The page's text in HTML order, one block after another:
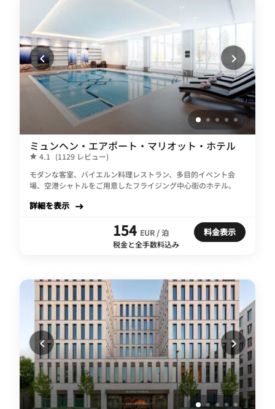
ミュンヘン・エアポート・マリオット・ホテル
4.1
(1129 レビュー)
モダンな客室、バイエルン料理レストラン、多目的イベント会
場、空港シャトルをご用意したフライジング中心街のホテル。
詳細を表示
154 EUR / 泊
税金と全手数料込み
料金表示